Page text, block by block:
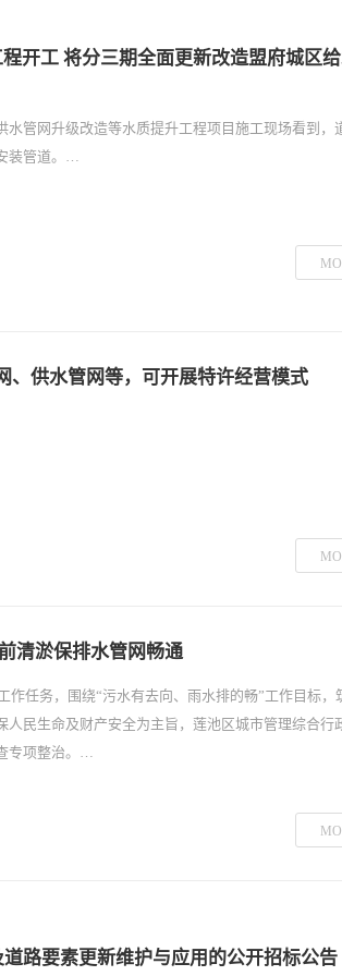
开工 将分三期全面更新改造盟府城区
管网升级改造等水质提升工程项目施工现场看到，
装管道。…
、供水管网等，可开展特许经营模式
清淤保排水管网畅通
作任务，围绕“污水有去向、雨水排的畅”工作目标，
民生命及财产安全为主旨，莲池区城市管理综合行
专项整治。…
路要素更新维护与应用的公开招标公告